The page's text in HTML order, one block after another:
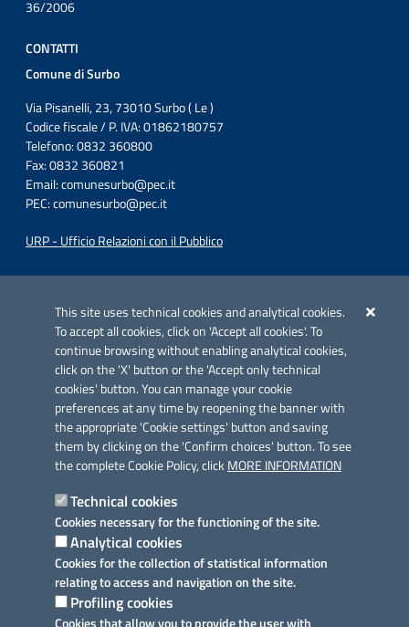
This site uses technical cookies and analytical cookies.
To accept all cookies, click on 'Accept all cookies'. To
continue browsing without enabling analytical cookies,
click on the 'X' button or the 'Accept only technical
cookies' button. You can manage your cookie
preferences at any time by reopening the banner with
the appropriate 'Cookie settings' button and saving
them by clicking on the 'Confirm choices' button. To see
the complete Cookie Policy, clickMORE INFORMATION
Technical cookies
Cookies necessary for the functioning of the site.
Analytical cookies
Cookies for the collection of statistical information
relating to access and navigation on the site.
Profiling cookies
Cookies that allow you to provide the user with
36/2006
CONTATTI
Comune di Surbo
Via Pisanelli, 23, 73010 Surbo ( Le )
Codice fiscale / P. IVA: 01862180757
Telefono: 0832 360800
Fax: 0832 360821
Email:comunesurbo@pec.it
PEC:comunesurbo@pec.it
URP - Ufficio Relazioni con il Pubblico
Azione 2.3.
Link utili
Informativa privacy
Dichiarazione di accessibilità
Note legali
Domande frequenti